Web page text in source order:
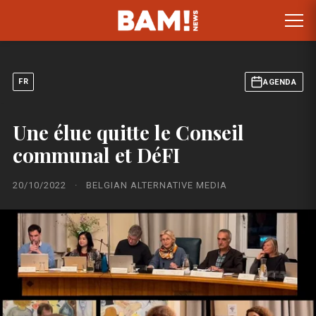
FR AGENDA
Une élue quitte le Conseil
communal et DéFI
20/10/2022 · BELGIAN ALTERNATIVE MEDIA